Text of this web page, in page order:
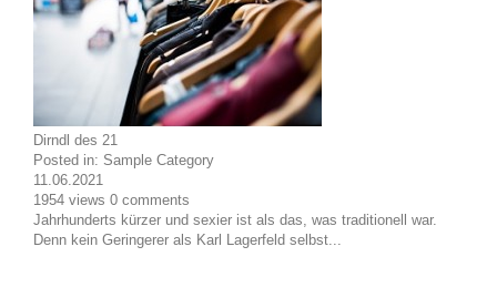
Dirndl des 21
Posted in: Sample Category
11.06.2021
1954 views 0 comments
Jahrhunderts kürzer und sexier ist als das, was traditionell war.
Denn kein Geringerer als Karl Lagerfeld selbst...